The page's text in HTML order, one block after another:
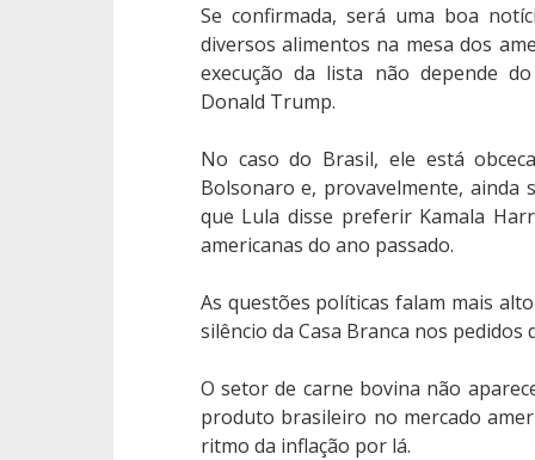
Se confirmada, será uma boa
diversos alimentos na mesa dos
execução da lista não depende
Donald Trump.
No caso do Brasil, ele está
Bolsonaro e, provavelmente, ainda
que Lula disse preferir Kamala
americanas do ano passado.
As questões políticas falam mais
silêncio da Casa Branca nos pedidos
O setor de carne bovina não
produto brasileiro no mercado
ritmo da inflação por lá.